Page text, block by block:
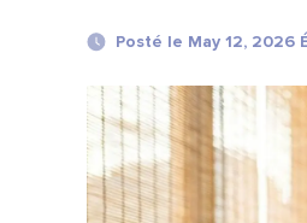
Posté le May 12,